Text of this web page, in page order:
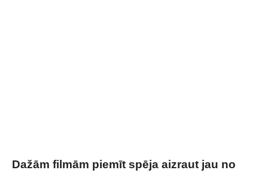
Dažām filmām piemīt spēja aizraut jau no